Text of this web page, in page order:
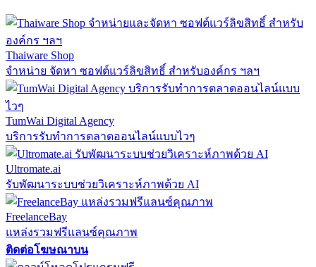
Thaiware Shop
จำหน่าย จัดหา ซอฟต์แวร์ลิขสิทธิ์ สำหรับองค์กร ฯลฯ
TumWai Digital Agency
บริการรับทำการตลาดออนไลน์แบบไวๆ
Ultromate.ai
รับพัฒนาระบบช่วยวิเคราะห์ภาพด้วย AI
FreelanceBay
แหล่งรวมฟรีแลนซ์คุณภาพ
ติดต่อโฆษณาบน